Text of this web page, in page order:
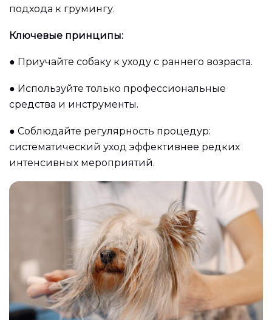
подхода к грумингу.
Ключевые принципы:
● Приучайте собаку к уходу с раннего возраста.
● Используйте только профессиональные
средства и инструменты.
● Соблюдайте регулярность процедур:
систематический уход эффективнее редких
интенсивных мероприятий.